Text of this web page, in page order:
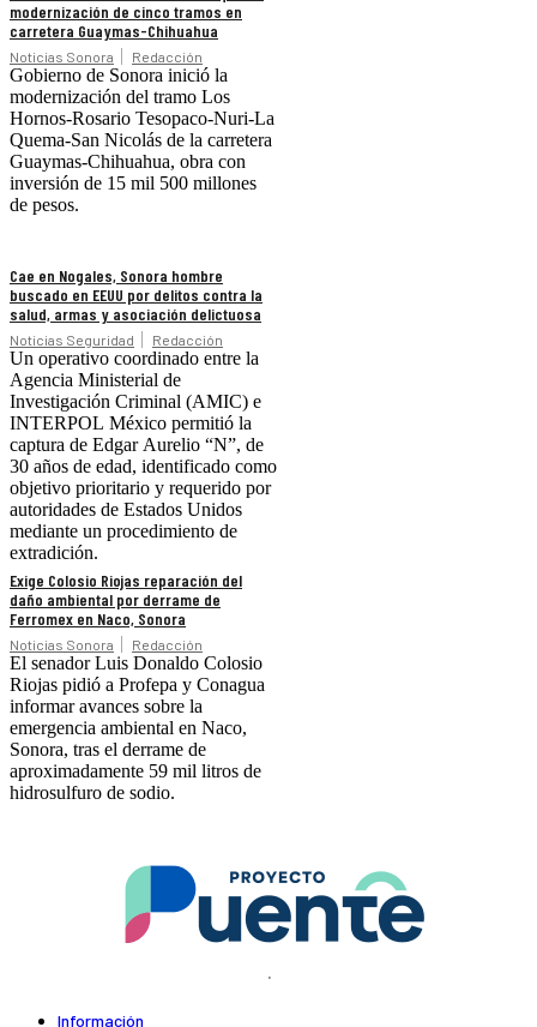
modernización de cinco tramos en
carretera Guaymas-Chihuahua
Noticias Sonora Redacción
Gobierno de Sonora inició la
modernización del tramo Los
Hornos-Rosario Tesopaco-Nuri-La
Quema-San Nicolás de la carretera
Guaymas-Chihuahua, obra con
inversión de 15 mil 500 millones
de pesos.
Cae en Nogales, Sonora hombre
buscado en EEUU por delitos contra la
salud, armas y asociación delictuosa
Noticias Seguridad Redacción
Un operativo coordinado entre la
Agencia Ministerial de
Investigación Criminal (AMIC) e
INTERPOL México permitió la
captura de Edgar Aurelio “N”, de
30 años de edad, identificado como
objetivo prioritario y requerido por
autoridades de Estados Unidos
mediante un procedimiento de
extradición.
Exige Colosio Riojas reparación del
daño ambiental por derrame de
Ferromex en Naco, Sonora
Noticias Sonora Redacción
El senador Luis Donaldo Colosio
Riojas pidió a Profepa y Conagua
informar avances sobre la
emergencia ambiental en Naco,
Sonora, tras el derrame de
aproximadamente 59 mil litros de
hidrosulfuro de sodio.
.
Información